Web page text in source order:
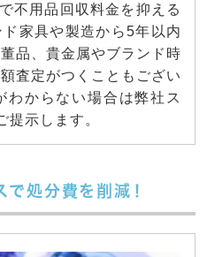
不用品回収料金を抑える
家具や製造から5年以内
品、貴金属やブランド時
査定がつくこともござい
わからない場合は弊社ス
提示します。
で処分費を削減！